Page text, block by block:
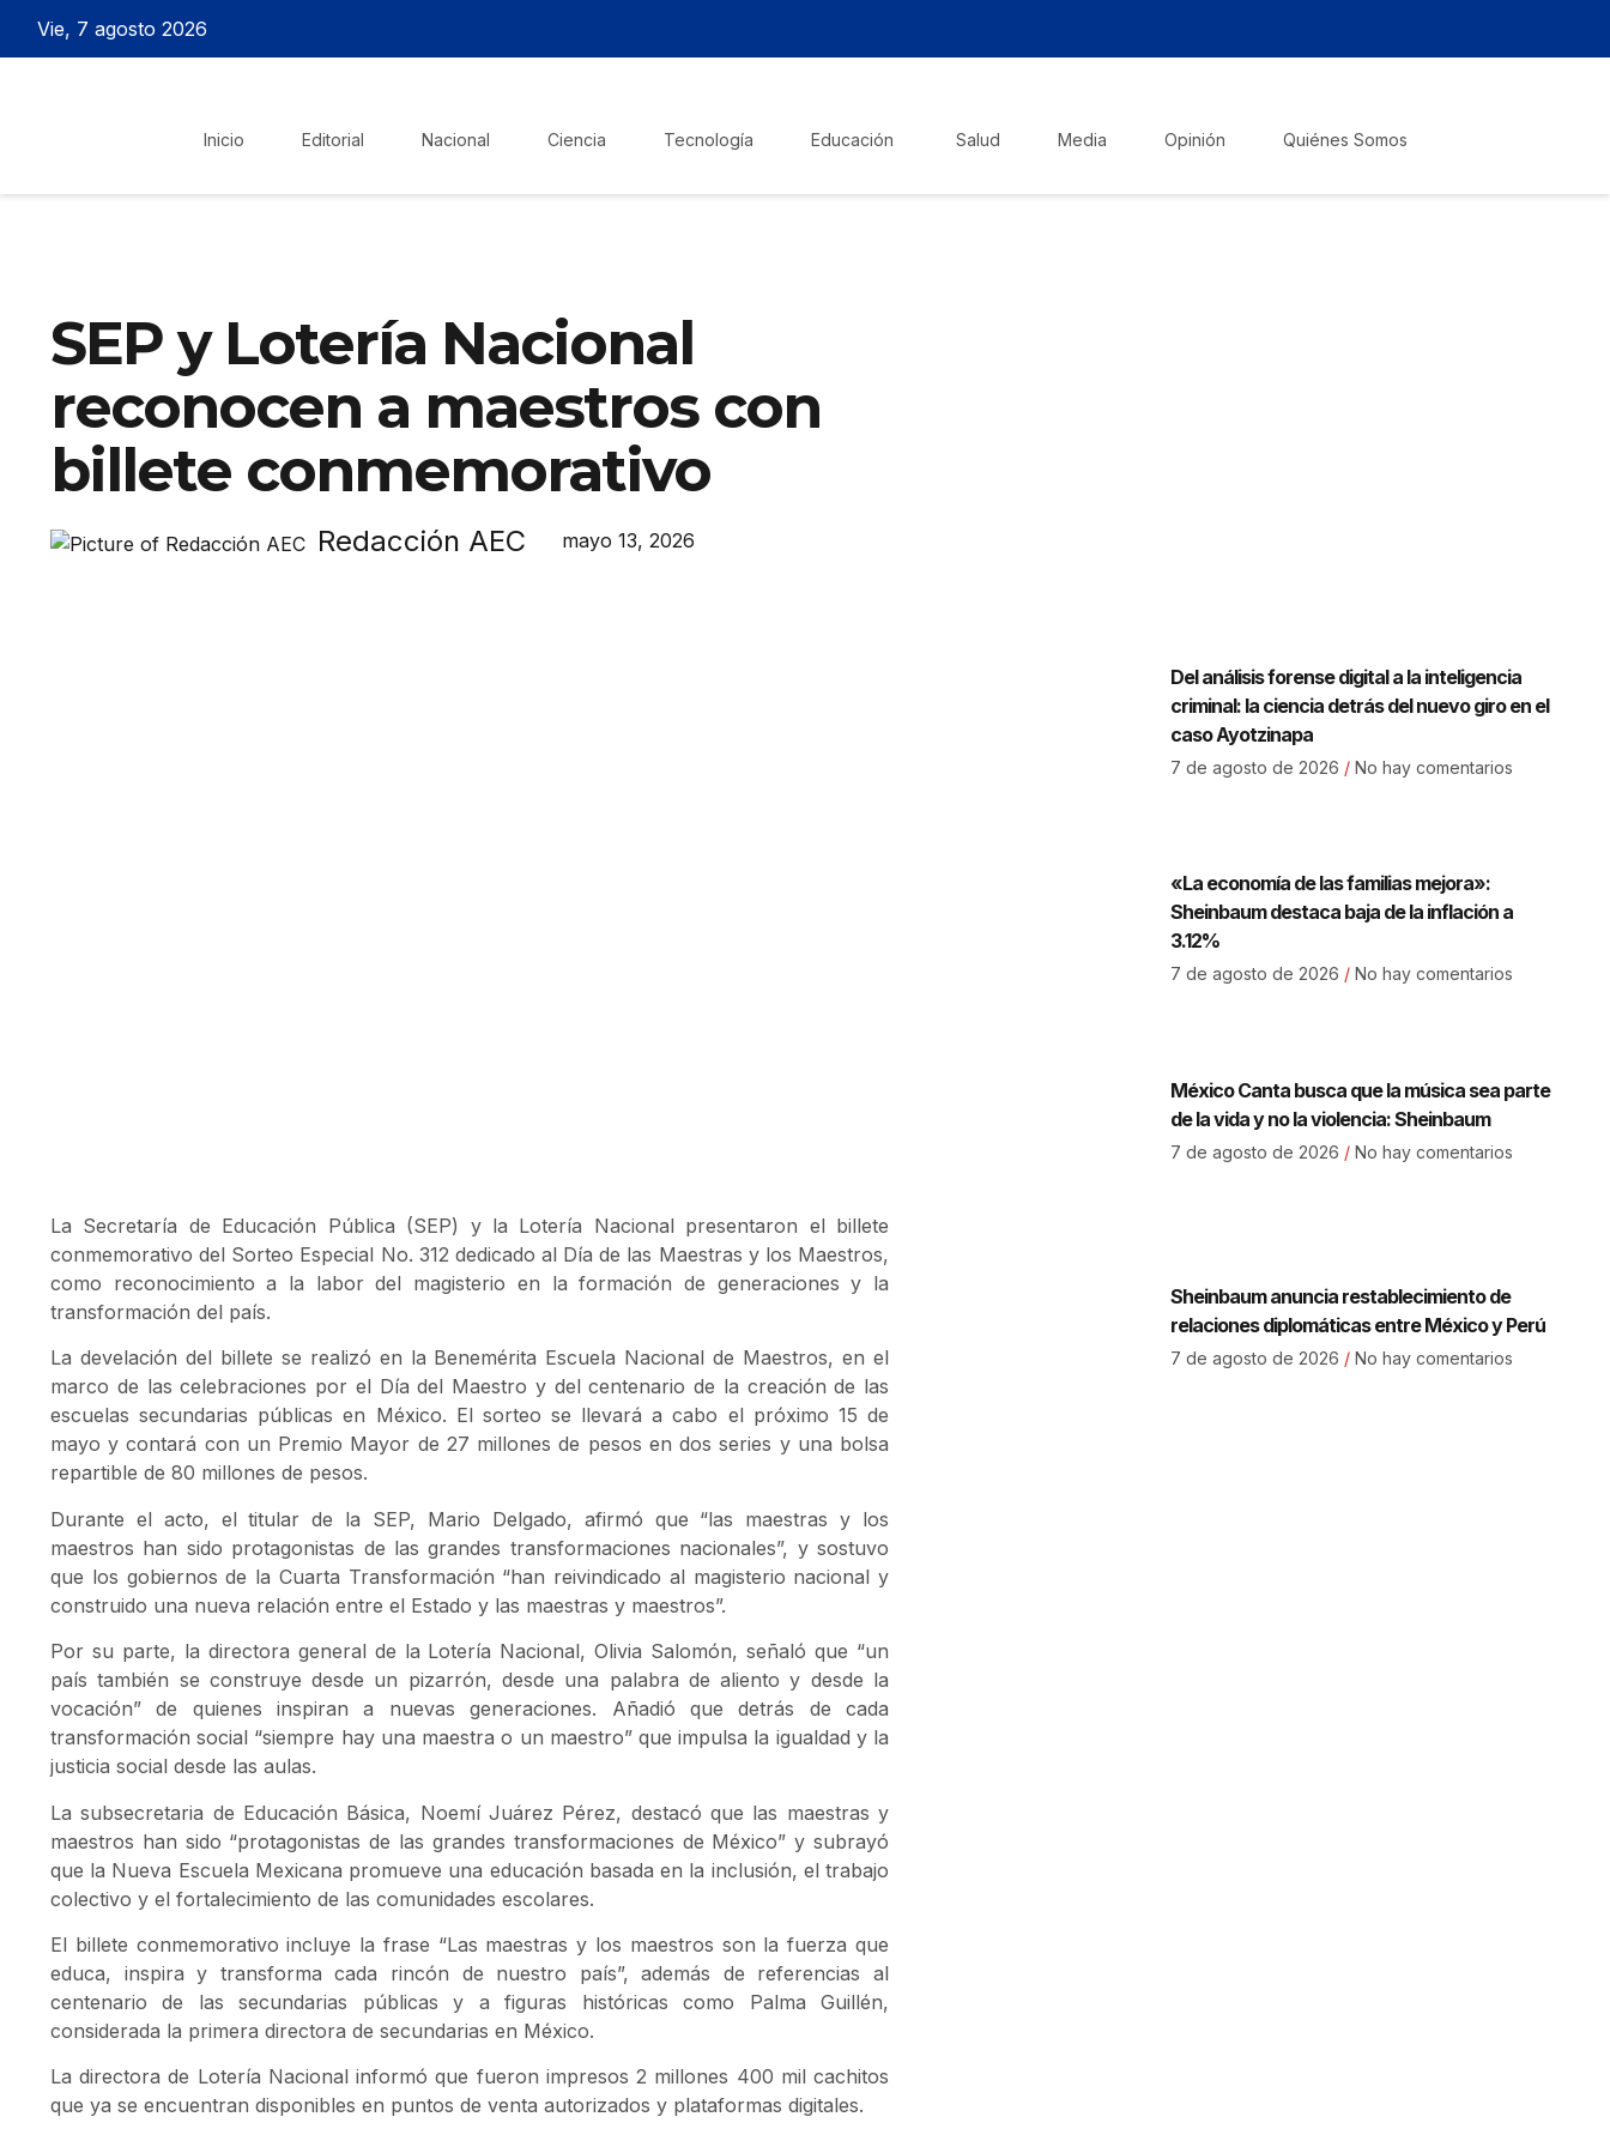
Vie, 7 agosto 2026
Inicio Editorial Nacional Ciencia Tecnología Educación Salud Media Opinión Quiénes Somos
SEP y Lotería Nacional
reconocen a maestros con
billete conmemorativo
Redacción AEC mayo 13, 2026
La Secretaría de Educación Pública (SEP) y la Lotería Nacional presentaron el billete
conmemorativo del Sorteo Especial No. 312 dedicado al Día de las Maestras y los Maestros,
como reconocimiento a la labor del magisterio en la formación de generaciones y la
transformación del país.
La develación del billete se realizó en la Benemérita Escuela Nacional de Maestros, en el
marco de las celebraciones por el Día del Maestro y del centenario de la creación de las
escuelas secundarias públicas en México. El sorteo se llevará a cabo el próximo 15 de
mayo y contará con un Premio Mayor de 27 millones de pesos en dos series y una bolsa
repartible de 80 millones de pesos.
Durante el acto, el titular de la SEP, Mario Delgado, afirmó que “las maestras y los
maestros han sido protagonistas de las grandes transformaciones nacionales”, y sostuvo
que los gobiernos de la Cuarta Transformación “han reivindicado al magisterio nacional y
construido una nueva relación entre el Estado y las maestras y maestros”.
Por su parte, la directora general de la Lotería Nacional,Olivia Salomón, señaló que “un
país también se construye desde un pizarrón, desde una palabra de aliento y desde la
vocación” de quienes inspiran a nuevas generaciones. Añadió que detrás de cada
transformación social “siempre hay una maestra o un maestro” que impulsa la igualdad y la
justicia social desde las aulas.
La subsecretaria de Educación Básica, Noemí Juárez Pérez, destacó que las maestras y
maestros han sido “protagonistas de las grandes transformaciones de México” y subrayó
que la Nueva Escuela Mexicana promueve una educación basada en la inclusión, el trabajo
colectivo y el fortalecimiento de las comunidades escolares.
El billete conmemorativo incluye la frase “Las maestras y los maestros son la fuerza que
educa, inspira y transforma cada rincón de nuestro país”, además de referencias al
centenario de las secundarias públicas y a figuras históricas como Palma Guillén,
considerada la primera directora de secundarias en México.
La directora de Lotería Nacional informó que fueron impresos 2 millones 400 mil cachitos
que ya se encuentran disponibles en puntos de venta autorizados y plataformas digitales.
Del análisis forense digital a la inteligencia
criminal: la ciencia detrás del nuevo giro en el
caso Ayotzinapa
7 de agosto de 2026 No hay comentarios
«La economía de las familias mejora»:
Sheinbaum destaca baja de la inflación a
3.12%
7 de agosto de 2026 No hay comentarios
México Canta busca que la música sea parte
de la vida y no la violencia: Sheinbaum
7 de agosto de 2026 No hay comentarios
Sheinbaum anuncia restablecimiento de
relaciones diplomáticas entre México y Perú
7 de agosto de 2026 No hay comentarios